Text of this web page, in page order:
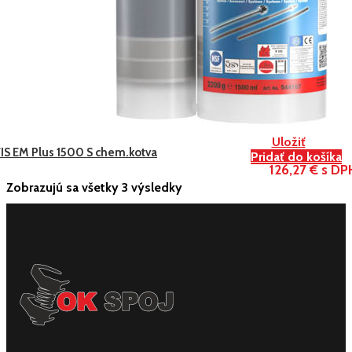
Uložiť
Pridať do košíka
EM Plus 1500 S chem.kotva
126,27 € s
Zobrazujú sa všetky 3 výsledky